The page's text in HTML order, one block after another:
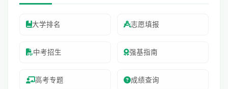
大学排名 志愿填报
中考招生 强基指南
高考专题 成绩查询